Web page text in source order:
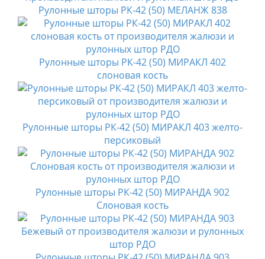
Рулонные шторы РК-42 (50) МЕЛАНЖ 838
Рулонные шторы РК-42 (50) МИРАКЛ 402
слоновая кость
Рулонные шторы РК-42 (50) МИРАКЛ 403 желто-
персиковый
Рулонные шторы РК-42 (50) МИРАНДА 902
Слоновая кость